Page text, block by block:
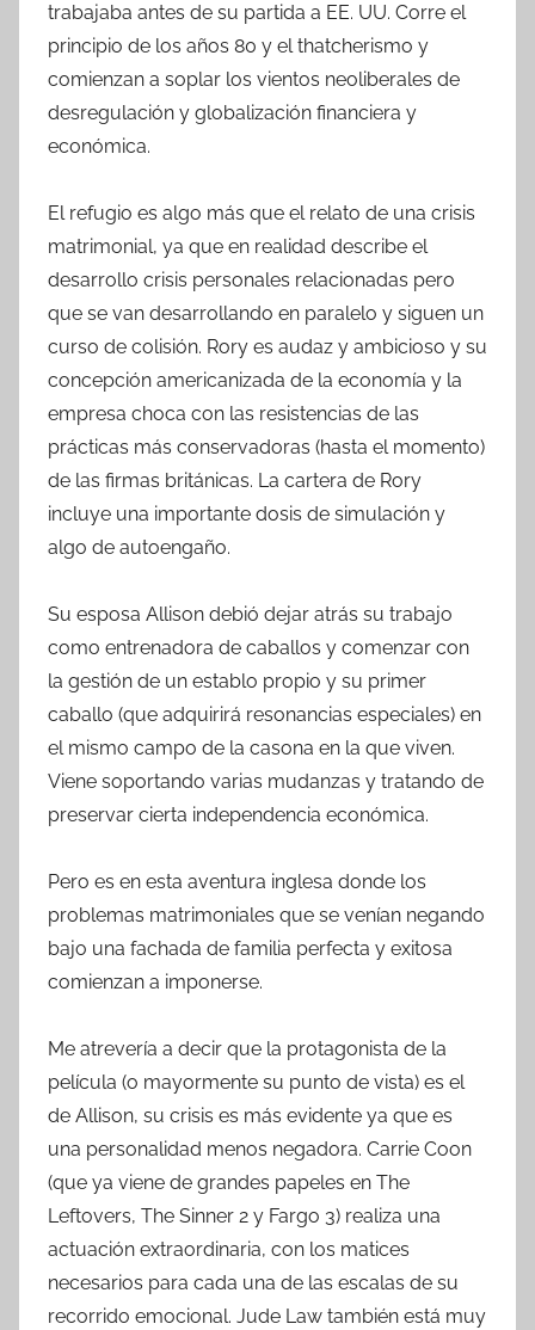
trabajaba antes de su partida a EE. UU. Corre el
principio de los años 80 y el thatcherismo y
comienzan a soplar los vientos neoliberales de
desregulación y globalización financiera y
económica.
El refugio es algo más que el relato de una crisis
matrimonial, ya que en realidad describe el
desarrollo crisis personales relacionadas pero
que se van desarrollando en paralelo y siguen un
curso de colisión. Rory es audaz y ambicioso y su
concepción americanizada de la economía y la
empresa choca con las resistencias de las
prácticas más conservadoras (hasta el momento)
de las firmas británicas. La cartera de Rory
incluye una importante dosis de simulación y
algo de autoengaño.
Su esposa Allison debió dejar atrás su trabajo
como entrenadora de caballos y comenzar con
la gestión de un establo propio y su primer
caballo (que adquirirá resonancias especiales) en
el mismo campo de la casona en la que viven.
Viene soportando varias mudanzas y tratando de
preservar cierta independencia económica.
Pero es en esta aventura inglesa donde los
problemas matrimoniales que se venían negando
bajo una fachada de familia perfecta y exitosa
comienzan a imponerse.
Me atrevería a decir que la protagonista de la
película (o mayormente su punto de vista) es el
de Allison, su crisis es más evidente ya que es
una personalidad menos negadora. Carrie Coon
(que ya viene de grandes papeles en The
Leftovers, The Sinner 2 y Fargo 3) realiza una
actuación extraordinaria, con los matices
necesarios para cada una de las escalas de su
recorrido emocional. Jude Law también está muy